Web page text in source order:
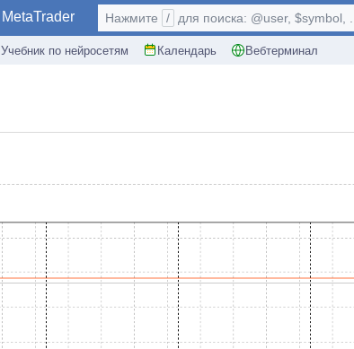
MetaTrader
Учебник по нейросетям Календарь Вебтерминал
Нажмите / для поиска: @user, $symbol, ...